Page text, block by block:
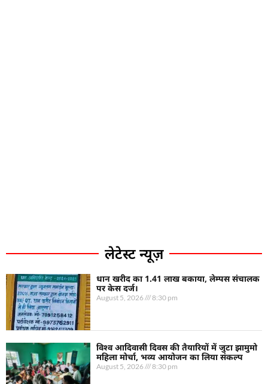
लेटेस्ट न्यूज़
धान खरीद का 1.41 लाख बकाया, लेम्पस संचालक
पर केस दर्ज।
August 5, 2026 8:30 pm
विश्व आदिवासी दिवस की तैयारियों में जुटा झामुमो
महिला मोर्चा, भव्य आयोजन का लिया संकल्प
August 5, 2026 8:30 pm